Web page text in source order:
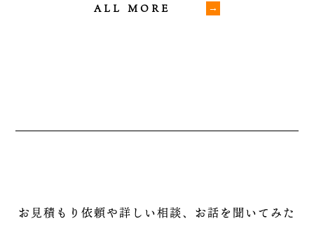
ALL MORE
お見積もり依頼や詳しい相談、お話を聞いてみた